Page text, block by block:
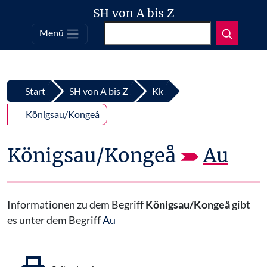
Top
Zum Inhalt springen
SH von A bis Z
Menü
Start SH von A bis Z Kk
Königsau/Kongeå
Königsau/Kongeå Au
Informationen zu dem BegriffKönigsau/Kongeågibt
es unter dem BegriffAu